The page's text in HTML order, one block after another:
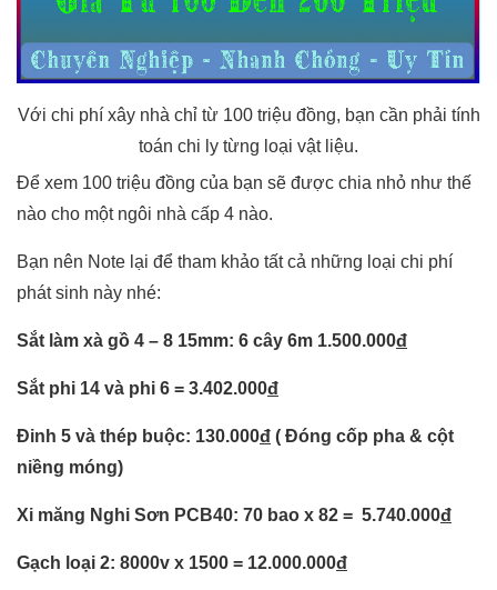
Với chi phí xây nhà chỉ từ 100 triệu đồng, bạn cần phải tính
toán chi ly từng loại vật liệu.
Để xem 100 triệu đồng của bạn sẽ được chia nhỏ như thế
nào cho một ngôi nhà cấp 4 nào.
Bạn nên Note lại để tham khảo tất cả những loại chi phí
phát sinh này nhé:
Sắt làm xà gồ 4 – 8 15mm: 6 cây 6m 1.500.000đ
Sắt phi 14 và phi 6 = 3.402.000đ
Đinh 5 và thép buộc: 130.000đ ( Đóng cốp pha & cột
niềng móng)
Xi măng Nghi Sơn PCB40: 70 bao x 82 = 5.740.000đ
Gạch loại 2: 8000v x 1500 = 12.000.000đ